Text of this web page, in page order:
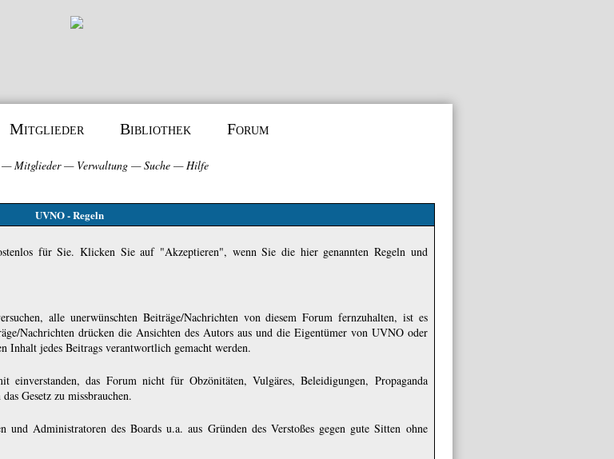
Mitglieder Bibliothek Forum
—Mitglieder— Verwaltung —Suche —Hilfe
UVNO - Regeln
für Sie. Klicken Sie auf "Akzeptieren", wenn Sie die hier genannten Regeln und
alle unerwünschten Beiträge/Nachrichten von diesem Forum fernzuhalten, ist es
Nachrichten drücken die Ansichten des Autors aus und die Eigentümer von UVNO oder
jedes Beitrags verantwortlich gemacht werden.
das Forum nicht für Obzönitäten, Vulgäres, Beleidigungen, Propaganda
Gesetz zu missbrauchen.
Administratoren des Boards u.a. aus Gründen des Verstoßes gegen gute Sitten ohne